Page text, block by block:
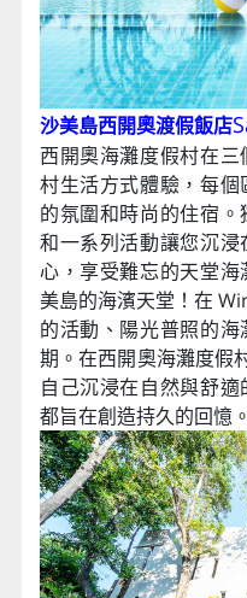
沙美島西開奧渡假飯店
西開奧海灘度假村在
村生活方式體驗，每
的氛圍和時尚的住宿
和一系列活動讓您沉
心，享受難忘的天堂
美島的海濱天堂！在
的活動、陽光普照的
期。在西開奧海灘度假
自己沉浸在自然與舒
都旨在創造持久的回憶。